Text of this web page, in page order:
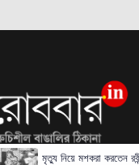
মৃত্যু নিয়ে মশকরা করতেন